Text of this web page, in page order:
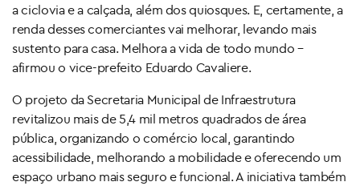
a ciclovia e a calçada, além dos quiosques. E, certamente, a
renda desses comerciantes vai melhorar, levando mais
sustento para casa. Melhora a vida de todo mundo –
afirmou o vice-prefeito Eduardo Cavaliere.
O projeto da Secretaria Municipal de Infraestrutura
revitalizou mais de 5,4 mil metros quadrados de área
pública, organizando o comércio local, garantindo
acessibilidade, melhorando a mobilidade e oferecendo um
espaço urbano mais seguro e funcional. A iniciativa também